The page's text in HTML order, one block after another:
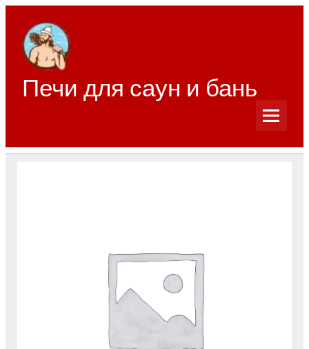
Перейти
содержимому
Печи для саун и бань